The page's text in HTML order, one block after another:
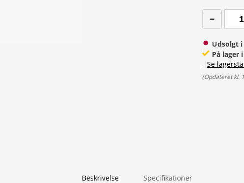
Udsolgt
På lager
- Se
(Opdateret kl.
Beskrivelse Specifikationer